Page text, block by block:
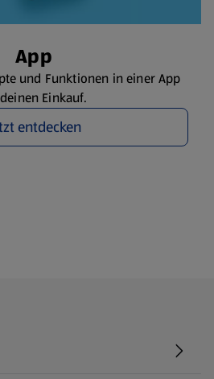
App
und Funktionen in einer App
Einkauf.
entdecken